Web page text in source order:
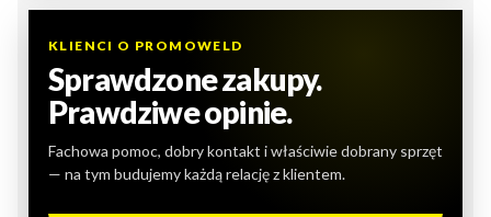
KLIENCI O PROMOWELD
Sprawdzone zakupy.
Prawdziwe opinie.
Fachowa pomoc, dobry kontakt i właściwie dobrany sprzęt
— na tym budujemy każdą relację z klientem.